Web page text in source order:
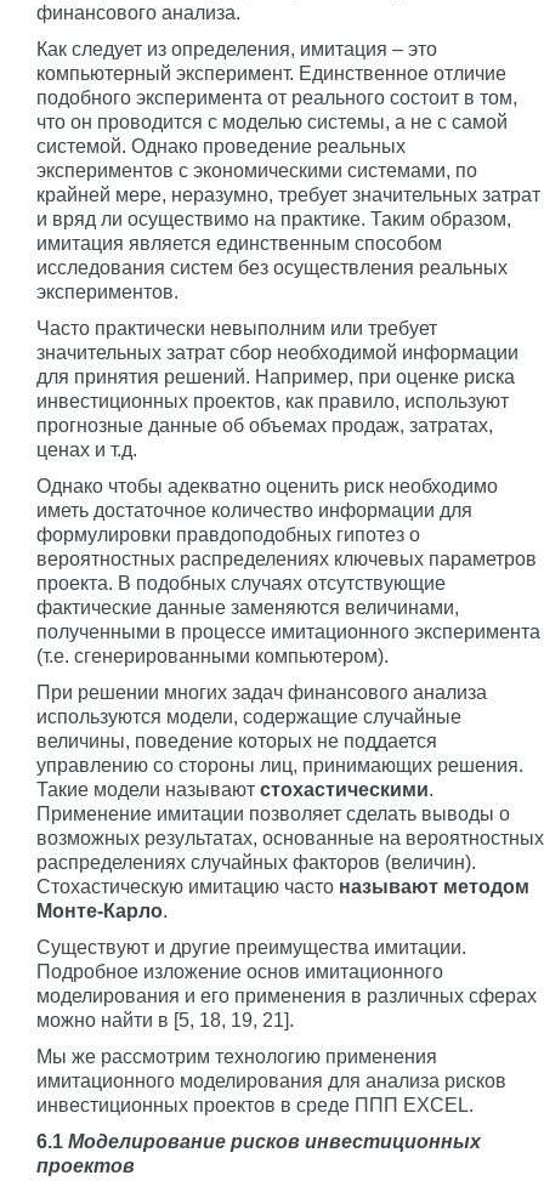
финансового анализа.
Как следует из определения, имитация – это
компьютерный эксперимент. Единственное отличие
подобного эксперимента от реального состоит в том,
что он проводится с моделью системы, а не с самой
системой. Однако проведение реальных
экспериментов с экономическими системами, по
крайней мере, неразумно, требует значительных затрат
и вряд ли осуществимо на практике. Таким образом,
имитация является единственным способом
исследования систем без осуществления реальных
экспериментов.
Часто практически невыполним или требует
значительных затрат сбор необходимой информации
для принятия решений. Например, при оценке риска
инвестиционных проектов, как правило, используют
прогнозные данные об объемах продаж, затратах,
ценах и т.д.
Однако чтобы адекватно оценить риск необходимо
иметь достаточное количество информации для
формулировки правдоподобных гипотез о
вероятностных распределениях ключевых параметров
проекта. В подобных случаях отсутствующие
фактические данные заменяются величинами,
полученными в процессе имитационного эксперимента
(т.е. сгенерированными компьютером).
При решении многих задач финансового анализа
используются модели, содержащие случайные
величины, поведение которых не поддается
управлению со стороны лиц, принимающих решения.
Такие модели называют стохастическими.
Применение имитации позволяет сделать выводы о
возможных результатах, основанные на вероятностных
распределениях случайных факторов (величин).
Стохастическую имитацию часто называют методом
Монте-Карло.
Существуют и другие преимущества имитации.
Подробное изложение основ имитационного
моделирования и его применения в различных сферах
можно найти в [5, 18, 19, 21].
Мы же рассмотрим технологию применения
имитационного моделирования для анализа рисков
инвестиционных проектов в среде ППП EXCEL.
6.1 Моделирование рисков инвестиционных
проектов